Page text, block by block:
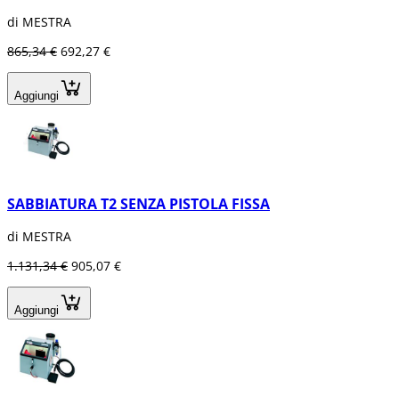
di MESTRA
865,34 € 692,27 €
Aggiungi
SABBIATURA T2 SENZA PISTOLA FISSA
di MESTRA
1.131,34 € 905,07 €
Aggiungi